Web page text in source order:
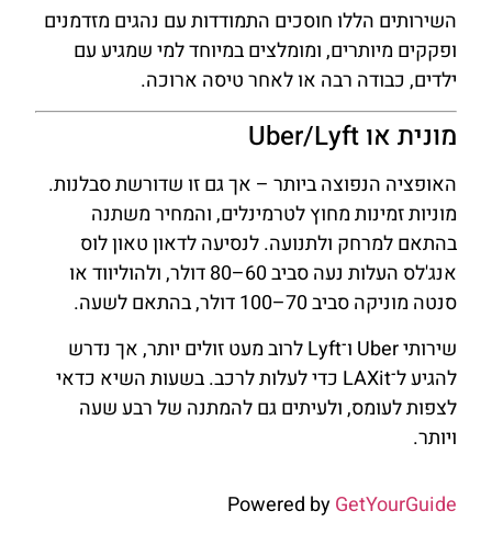
השירותים הללו חוסכים התמודדות עם נהגים מזדמנים
ופקקים מיותרים, ומומלצים במיוחד למי שמגיע עם
ילדים, כבודה רבה או לאחר טיסה ארוכה.
מונית או Uber/Lyft
האופציה הנפוצה ביותר – אך גם זו שדורשת סבלנות.
מוניות זמינות מחוץ לטרמינלים, והמחיר משתנה
בהתאם למרחק ולתנועה. לנסיעה לדאון טאון לוס
אנג'לס העלות נעה סביב 60–80 דולר, ולהוליווד או
סנטה מוניקה סביב 70–100 דולר, בהתאם לשעה.
שירותי Uber ו־Lyft לרוב מעט זולים יותר, אך נדרש
להגיע ל־LAXit כדי לעלות לרכב. בשעות השיא כדאי
לצפות לעומס, ולעיתים גם להמתנה של רבע שעה
ויותר.
Powered byGetYourGuide